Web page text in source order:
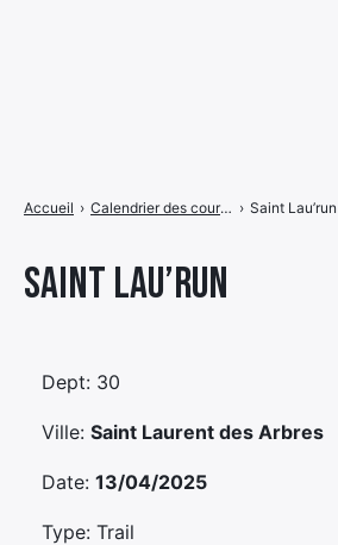
Saint Lau’run
Accueil › Calendrier des courses › Saint Lau’run
Dept: 30
Ville: Saint Laurent des Arbres
Date: 13/04/2025
Type: Trail